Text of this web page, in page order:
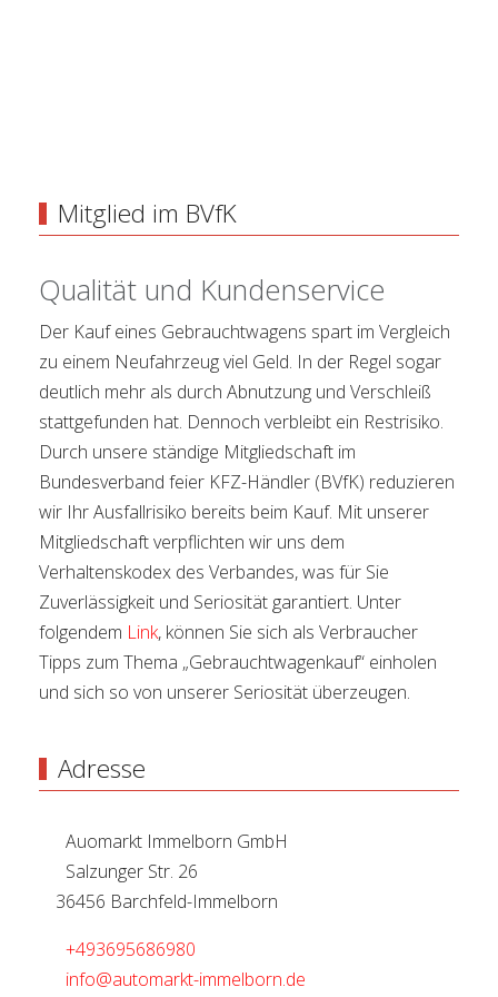
Mitglied im BVfK
Qualität und Kundenservice
Der Kauf eines Gebrauchtwagens spart im Vergleich
zu einem Neufahrzeug viel Geld. In der Regel sogar
deutlich mehr als durch Abnutzung und Verschleiß
stattgefunden hat. Dennoch verbleibt ein Restrisiko.
Durch unsere ständige Mitgliedschaft im
Bundesverband feier KFZ-Händler (BVfK) reduzieren
wir Ihr Ausfallrisiko bereits beim Kauf. Mit unserer
Mitgliedschaft verpflichten wir uns dem
Verhaltenskodex des Verbandes, was für Sie
Zuverlässigkeit und Seriosität garantiert. Unter
folgendem Link, können Sie sich als Verbraucher
Tipps zum Thema „Gebrauchtwagenkauf“ einholen
und sich so von unserer Seriosität überzeugen.
Adresse
Auomarkt Immelborn GmbH
Salzunger Str. 26
36456 Barchfeld-Immelborn
+493695686980
info@automarkt-immelborn.de